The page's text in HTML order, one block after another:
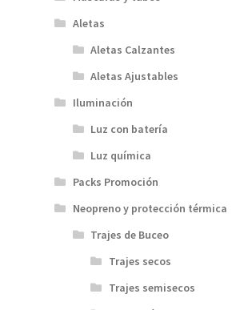
Aletas
Aletas Calzantes
Aletas Ajustables
Iluminación
Luz con batería
Luz química
Packs Promoción
Neopreno y protección térmica
Trajes de Buceo
Trajes secos
Trajes semisecos